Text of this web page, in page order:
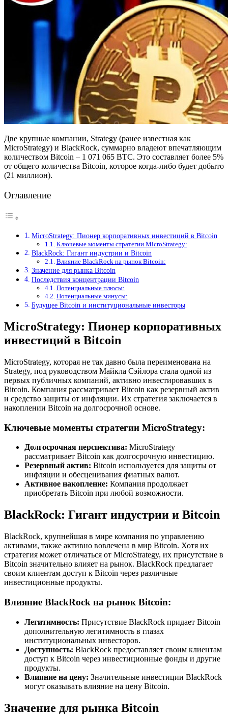
Две крупные компании, Strategy (ранее известная как
MicroStrategy) и BlackRock, суммарно владеют впечатляющим
количеством Bitcoin – 1 071 065 BTC. Это составляет более 5%
от общего количества Bitcoin, которое когда-либо будет добыто
(21 миллион).
Оглавление
MicroStrategy: Пионер корпоративных инвестиций в Bitcoin
Ключевые моменты стратегии MicroStrategy:
BlackRock: Гигант индустрии и Bitcoin
Влияние BlackRock на рынок Bitcoin:
Значение для рынка Bitcoin
Последствия концентрации Bitcoin
Потенциальные плюсы:
Потенциальные минусы:
Будущее Bitcoin и институциональные инвесторы
MicroStrategy: Пионер корпоративных
инвестиций в Bitcoin
MicroStrategy, которая не так давно была переименована на
Strategy, под руководством Майкла Сэйлора стала одной из
первых публичных компаний, активно инвестировавших в
Bitcoin. Компания рассматривает Bitcoin как резервный актив
и средство защиты от инфляции. Их стратегия заключается в
накоплении Bitcoin на долгосрочной основе.
Ключевые моменты стратегии MicroStrategy:
Долгосрочная перспектива: MicroStrategy
рассматривает Bitcoin как долгосрочную инвестицию.
Резервный актив: Bitcoin используется для защиты от
инфляции и обесценивания фиатных валют.
Активное накопление: Компания продолжает
приобретать Bitcoin при любой возможности.
BlackRock: Гигант индустрии и Bitcoin
BlackRock, крупнейшая в мире компания по управлению
активами, также активно вовлечена в мир Bitcoin. Хотя их
стратегия может отличаться от MicroStrategy, их присутствие в
Bitcoin значительно влияет на рынок. BlackRock предлагает
своим клиентам доступ к Bitcoin через различные
инвестиционные продукты.
Влияние BlackRock на рынок Bitcoin:
Легитимность: Присутствие BlackRock придает Bitcoin
дополнительную легитимность в глазах
институциональных инвесторов.
Доступность: BlackRock предоставляет своим клиентам
доступ к Bitcoin через инвестиционные фонды и другие
продукты.
Влияние на цену: Значительные инвестиции BlackRock
могут оказывать влияние на цену Bitcoin.
Значение для рынка Bitcoin